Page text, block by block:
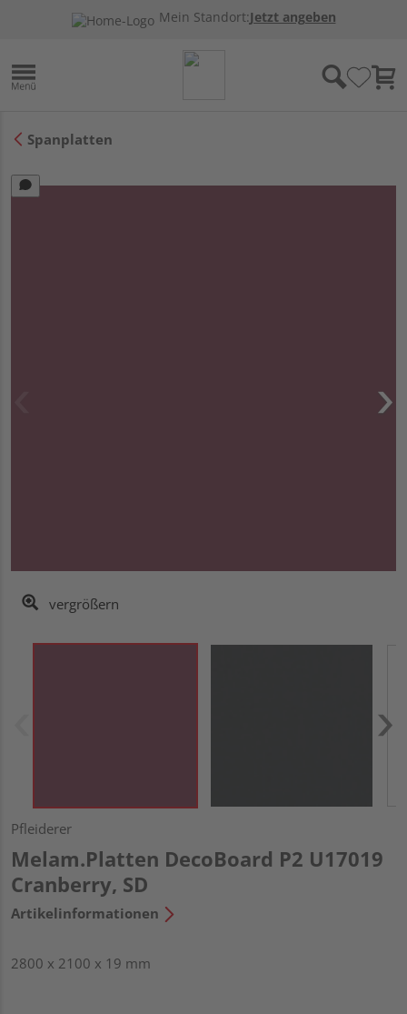
Mein Standort:Jetzt angeben
Spanplatten
vergrößern
Pfleiderer
Melam.Platten DecoBoard P2 U17019
Cranberry, SD
Artikelinformationen
2800 x 2100 x 19 mm